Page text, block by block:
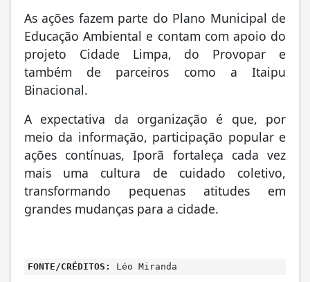
As ações fazem parte do Plano Municipal de
Educação Ambiental e contam com apoio do
projeto Cidade Limpa, do Provopar e
também de parceiros como a Itaipu
Binacional.
A expectativa da organização é que, por
meio da informação, participação popular e
ações contínuas, Iporã fortaleça cada vez
mais uma cultura de cuidado coletivo,
transformando pequenas atitudes em
grandes mudanças para a cidade.
FONTE/CRÉDITOS: Léo Miranda